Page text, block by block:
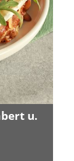
u.